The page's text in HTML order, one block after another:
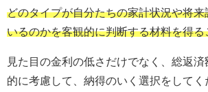
どのタイプが自分たちの家計状況や将
いるのかを客観的に判断する材料を得
見た目の金利の低さだけでなく、総返
的に考慮して、納得のいく選択をしてく